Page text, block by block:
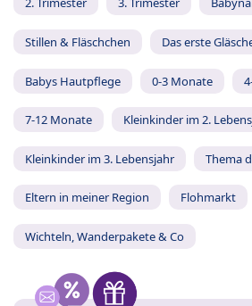
Stillen & Fläschchen Das erste
Babys Hautpflege 0-3 Monate
7-12 Monate Kleinkinder im 2.
Kleinkinder im 3. Lebensjahr Thema
Eltern in meiner Region Flohmarkt
Wichteln, Wanderpakete & Co